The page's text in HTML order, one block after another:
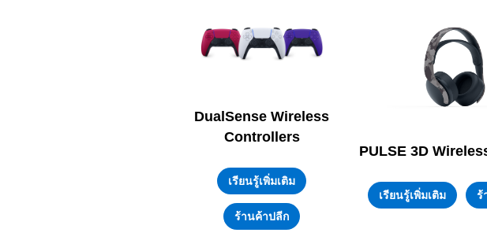
DualSense Wireless
Controllers
เรียนรู้เพิ่มเติม
ร้านค้าปลีก
PULSE 3D
เรียนรู้เพิ่มเติม ร้